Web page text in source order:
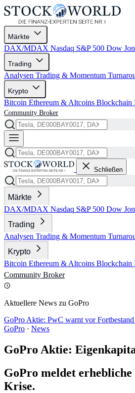
Märkte
DAX/MDAX Nasdaq S&P 500 Dow
Trading
Analysen Trading & Momentum
Krypto
Bitcoin Ethereum & Altcoins Blockchain
Community Broker
Schließen
Märkte
DAX/MDAX Nasdaq S&P 500 Dow
Trading
Analysen Trading & Momentum
Krypto
Bitcoin Ethereum & Altcoins Blockchain
Community Broker
Aktuellere News zu GoPro
GoPro Aktie: PwC warnt vor
GoPro · News
GoPro Aktie:
GoPro meldet
Krise.